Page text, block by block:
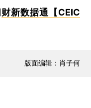
财新数据通【CEIC
版面编辑：肖子何